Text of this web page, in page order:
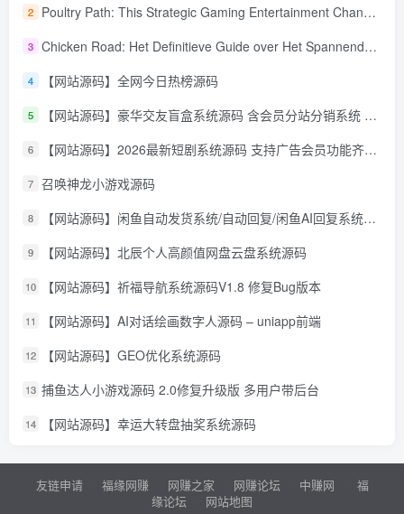
2 Poultry Path: This Strategic Gaming Entertainment Changing Sequence Forecasting
3 Chicken Road: Het Definitieve Guide over Het Spannende Gokspel
4 【网站源码】全网今日热榜源码
5 【网站源码】豪华交友盲盒系统源码 含会员分站分销系统 可易支付
6 【网站源码】2026最新短剧系统源码 支持广告会员功能齐全短剧源码
7 召唤神龙小游戏源码
8 【网站源码】闲鱼自动发货系统/自动回复/闲鱼AI回复系统源码
9 【网站源码】北辰个人高颜值网盘云盘系统源码
10 【网站源码】祈福导航系统源码V1.8 修复Bug版本
11 【网站源码】AI对话绘画数字人源码 – uniapp前端
12 【网站源码】GEO优化系统源码
13 捕鱼达人小游戏源码 2.0修复升级版 多用户带后台
14 【网站源码】幸运大转盘抽奖系统源码
友链申请 福缘网赚 网赚之家 网赚论坛 中赚网
福
缘论坛
网站地图